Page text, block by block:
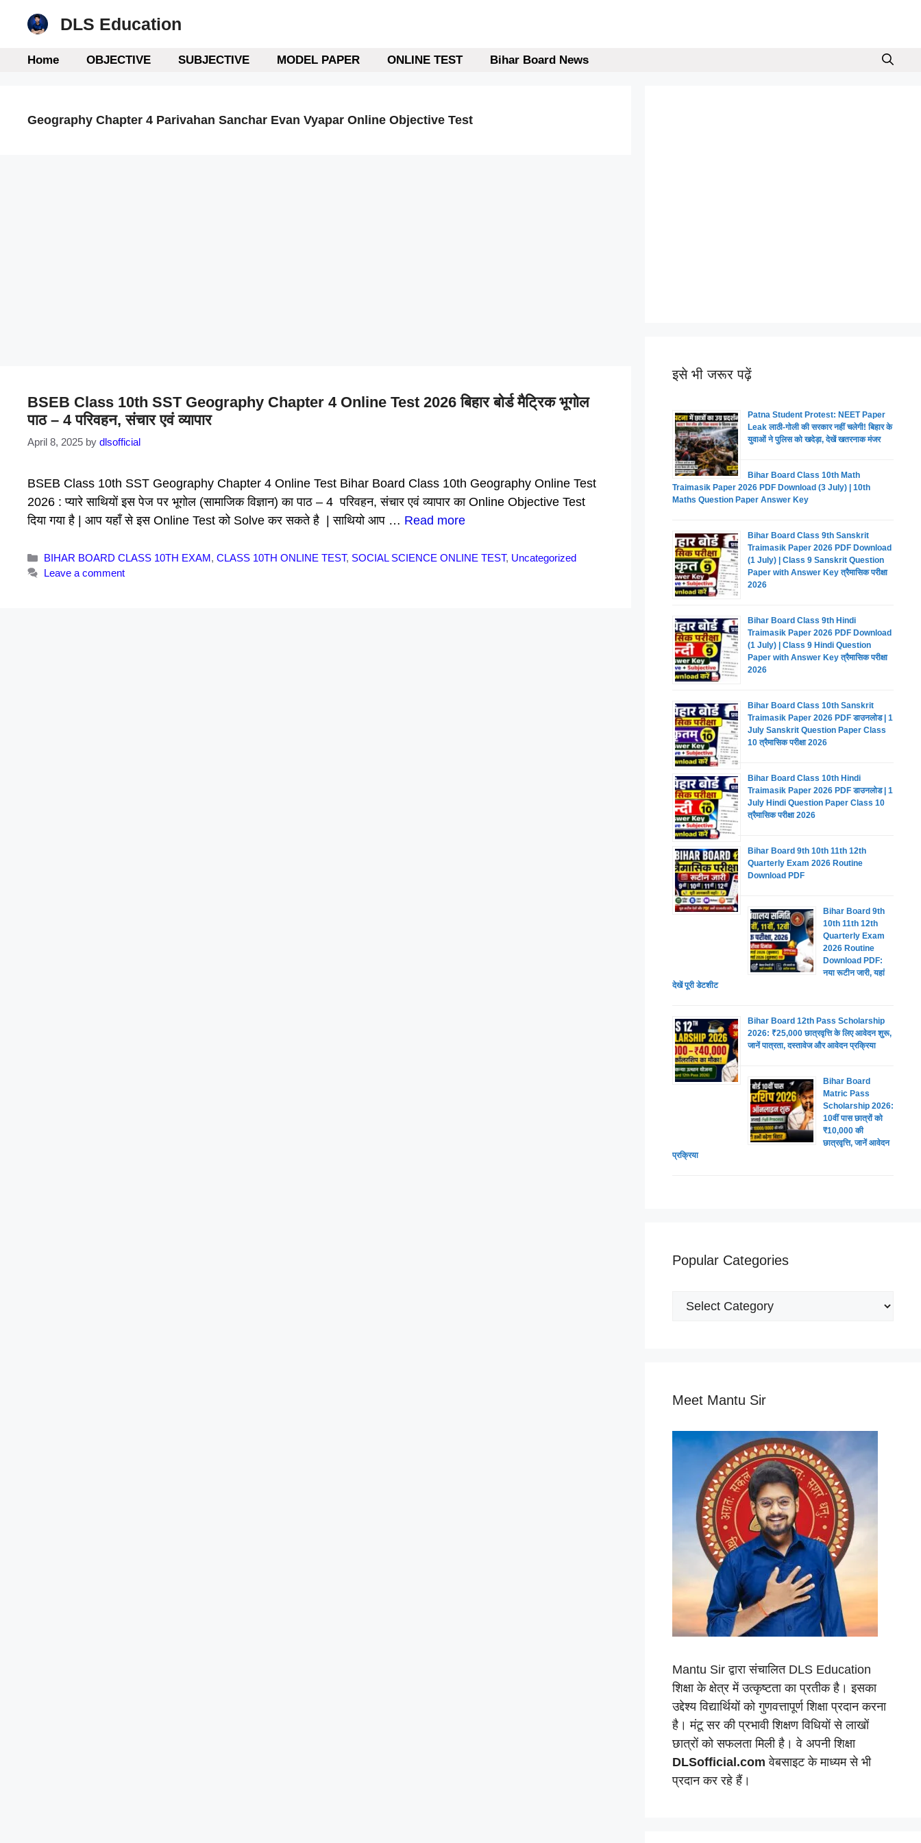
DLS Education
Home OBJECTIVE SUBJECTIVE MODEL PAPER ONLINE TEST Bihar Board News
Geography Chapter 4 Parivahan Sanchar Evan Vyapar Online Objective Test
BSEB Class 10th SST Geography Chapter 4 Online Test 2026 बिहार बोर्ड मैट्रिक भूगोल
पाठ – 4 परिवहन, संचार एवं व्यापार
April 8, 2025 by dlsofficial
BSEB Class 10th SST Geography Chapter 4 Online Test Bihar Board Class 10th Geography Online Test
2026 : प्यारे साथियों इस पेज पर भूगोल (सामाजिक विज्ञान) का पाठ – 4 परिवहन, संचार एवं व्यापार का Online Objective Test
दिया गया है | आप यहाँ से इस Online Test को Solve कर सकते है | साथियो आप … Read more
Categories
BIHAR BOARD CLASS 10TH EXAM,CLASS 10TH ONLINE TEST, SOCIAL SCIENCE ONLINE TEST, Uncategorized
Leave a comment
इसे भी जरूर पढ़ें
Patna Student Protest: NEET Paper
Leak लाठी-गोली की सरकार नहीं चलेगी! बिहार के
युवाओं ने पुलिस को खदेड़ा, देखें खतरनाक मंजर
Bihar Board Class 10th Math
Traimasik Paper 2026 PDF Download (3 July) | 10th
Maths Question Paper Answer Key
Bihar Board Class 9th Sanskrit
Traimasik Paper 2026 PDF Download
(1 July) | Class 9 Sanskrit Question
Paper with Answer Key त्रैमासिक परीक्षा
2026
Bihar Board Class 9th Hindi
Traimasik Paper 2026 PDF Download
(1 July) | Class 9 Hindi Question
Paper with Answer Key त्रैमासिक परीक्षा
2026
Bihar Board Class 10th Sanskrit
Traimasik Paper 2026 PDF डाउनलोड | 1
July Sanskrit Question Paper Class
10 त्रैमासिक परीक्षा 2026
Bihar Board Class 10th Hindi
Traimasik Paper 2026 PDF डाउनलोड | 1
July Hindi Question Paper Class 10
त्रैमासिक परीक्षा 2026
Bihar Board 9th 10th 11th 12th
Quarterly Exam 2026 Routine
Download PDF
Bihar Board 9th
10th 11th 12th
Quarterly Exam
2026 Routine
Download PDF:
नया रूटीन जारी, यहां
देखें पूरी डेटशीट
Bihar Board 12th Pass Scholarship
2026: ₹25,000 छात्रवृत्ति के लिए आवेदन शुरू,
जानें पात्रता, दस्तावेज और आवेदन प्रक्रिया
Bihar Board
Matric Pass
Scholarship 2026:
10वीं पास छात्रों को
₹10,000 की
छात्रवृत्ति, जानें आवेदन
प्रक्रिया
Popular Categories
Popular
Meet Mantu Sir
Mantu Sir द्वारा संचालित DLS Education
शिक्षा के क्षेत्र में उत्कृष्टता का प्रतीक है। इसका
उद्देश्य विद्यार्थियों को गुणवत्तापूर्ण शिक्षा प्रदान करना
है। मंटू सर की प्रभावी शिक्षण विधियों से लाखों
छात्रों को सफलता मिली है। वे अपनी शिक्षा
DLSofficial.com वेबसाइट के माध्यम से भी
प्रदान कर रहे हैं।